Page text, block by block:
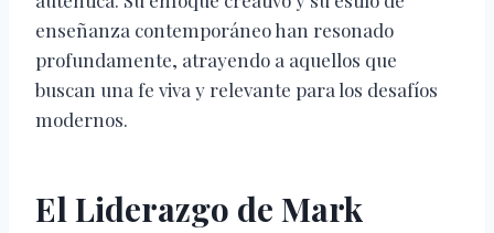
enseñanza contemporáneo han resonado
profundamente, atrayendo a aquellos que
buscan una fe viva y relevante para los desafíos
modernos.
El Liderazgo de Mark